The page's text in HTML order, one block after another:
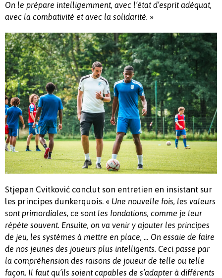
On le prépare intelligemment, avec l’état d’esprit adéquat,
avec la combativité et avec la solidarité. »
Stjepan Cvitković conclut son entretien en insistant sur
les principes dunkerquois. « Une nouvelle fois, les valeurs
sont primordiales, ce sont les fondations, comme je leur
répète souvent. Ensuite, on va venir y ajouter les principes
de jeu, les systèmes à mettre en place, … On essaie de faire
de nos jeunes des joueurs plus intelligents. Ceci passe par
la compréhension des raisons de joueur de telle ou telle
façon. Il faut qu’ils soient capables de s’adapter à différents